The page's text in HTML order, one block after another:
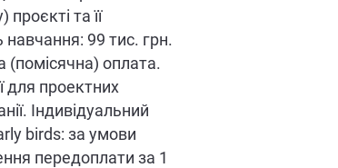
та її
навчання: 99 тис. грн.
оплата.
для проектних
Індивідуальний
birds: за умови
передоплати за 1